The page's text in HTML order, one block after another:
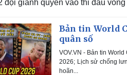
đội giành quyền vào thi đấu vòng
Bản tin World
quân số
VOV.VN - Bản tin
2026; Lịch sử chống
hoãn...